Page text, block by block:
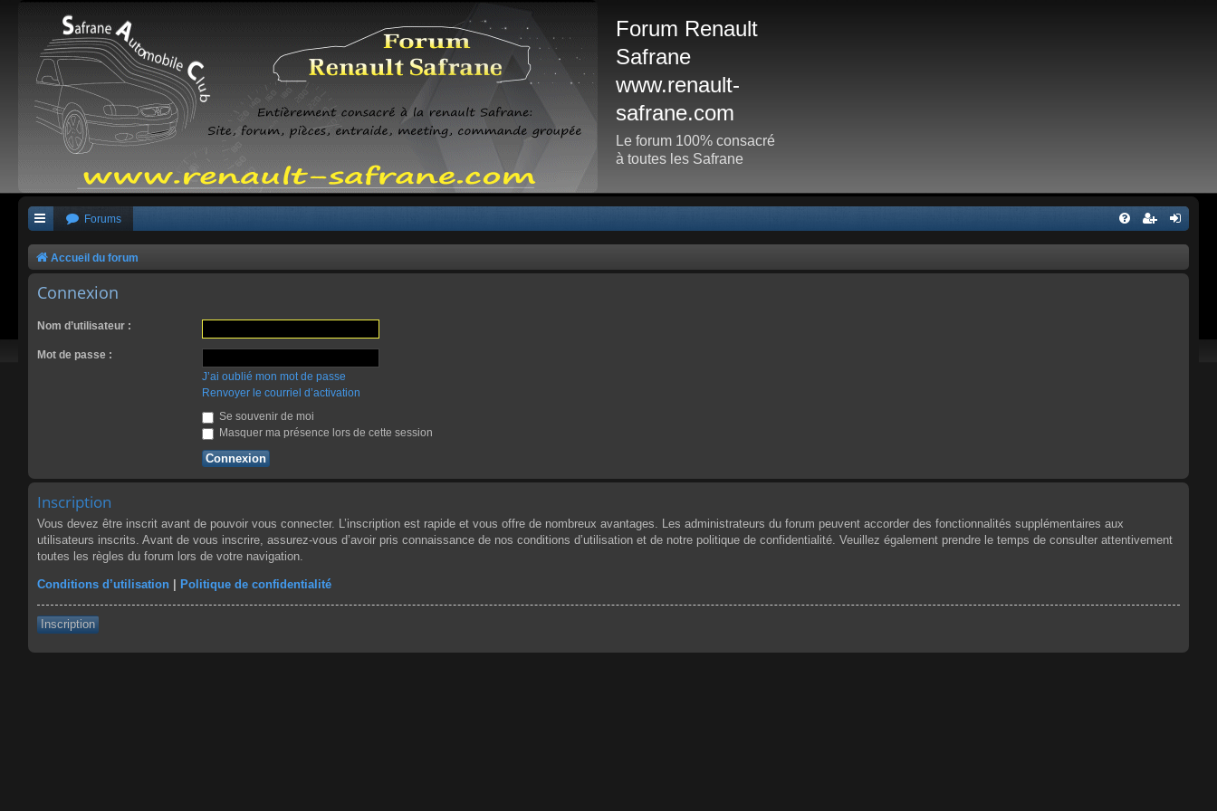
Forum Renault
Safrane
www.renault-
safrane.com
Le forum 100% consacré
à toutes les Safrane
Forums
Accueil du forum
Connexion
Nom d’utilisateur :
Mot de passe :
J’ai oublié mon mot de passe
Renvoyer le courriel d’activation
Se souvenir de moi
Masquer ma présence lors de cette session
Inscription
Vous devez être inscrit avant de pouvoir vous connecter. L’inscription est rapide et vous offre de nombreux avantages. Les administrateurs du forum peuvent accorder des fonctionnalités supplémentaires aux
utilisateurs inscrits. Avant de vous inscrire, assurez-vous d’avoir pris connaissance de nos conditions d’utilisation et de notre politique de confidentialité. Veuillez également prendre le temps de consulter attentivement
toutes les règles du forum lors de votre navigation.
Conditions d’utilisation Politique de confidentialité
Inscription